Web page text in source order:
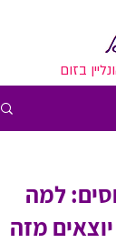
בזום
למה
מזה